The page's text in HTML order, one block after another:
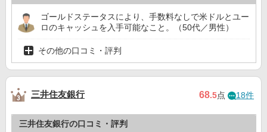
ゴールドステータスにより、手数料なしで米ドルとユー
ロのキャッシュを入手可能なこと。（50代／男性）
その他の口コミ・評判
三井住友銀行 68.5点 18件
三井住友銀行の口コミ・評判